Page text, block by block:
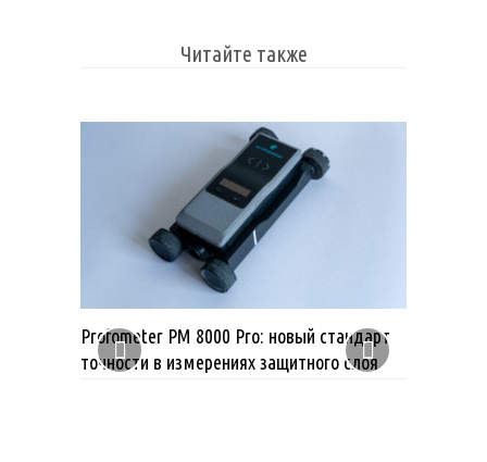
Читайте также
Profometer PM 8000 Pro: новый стандарт
точности в измерениях защитного слоя